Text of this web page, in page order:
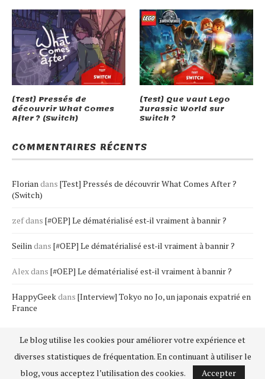
[Test] Pressés de
découvrir What Comes
After ? (Switch)
[Test] Que vaut Lego
Jurassic World sur
Switch ?
COMMENTAIRES RÉCENTS
Floriandans [Test] Pressés de découvrir What Comes After ?
(Switch)
zefdans [#OEP] Le dématérialisé est-il vraiment à bannir ?
Seilindans [#OEP] Le dématérialisé est-il vraiment à bannir ?
Alexdans [#OEP] Le dématérialisé est-il vraiment à bannir ?
HappyGeekdans [Interview] Tokyo no Jo, un japonais expatrié en
France
Le blog utilise les cookies pour améliorer votre expérience et
diverses statistiques de fréquentation. En continuant à utiliser le
blog, vous acceptez l’utilisation des cookies.
Accepter